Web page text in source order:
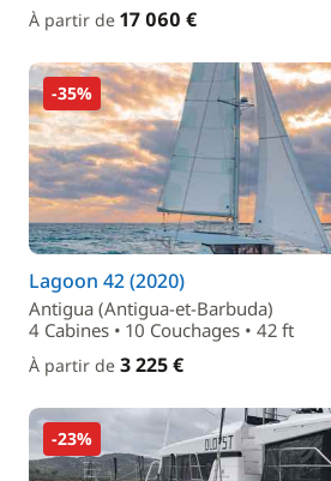
À partir de 17 060 €
-35%
Lagoon 42 (2020)
Antigua (Antigua-et-Barbuda)
4 Cabines • 10 Couchages • 42 ft
À partir de 3 225 €
-23%